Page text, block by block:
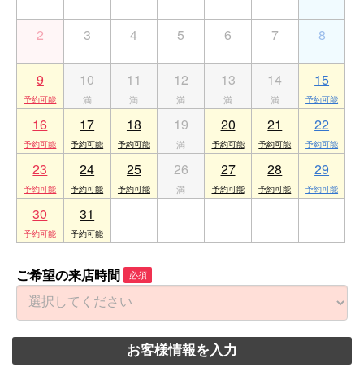
2 3 4 5 6 7 8
9 10 11 12 13 14 15
16 17 18 19 20 21 22
23 24 25 26 27 28 29
30 31
ご希望の来店時間 必須
お客様情報を入力